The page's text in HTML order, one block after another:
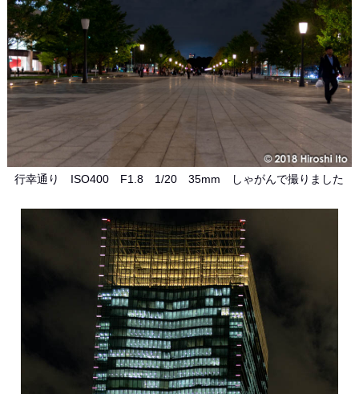
行幸通り ISO400 F1.8 1/20 35mm しゃがんで撮りました